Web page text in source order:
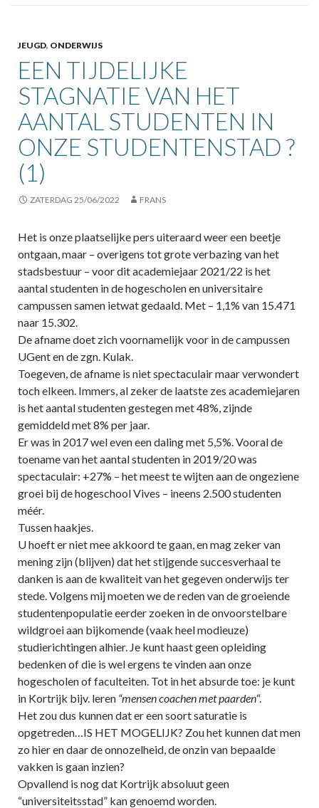
JEUGD, ONDERWIJS
EEN TIJDELIJKE
STAGNATIE VAN HET
AANTAL STUDENTEN IN
ONZE STUDENTENSTAD ?
(1)
ZATERDAG 25/06/2022 FRANS
Het is onze plaatselijke pers uiteraard weer een beetje
ontgaan, maar – overigens tot grote verbazing van het
stadsbestuur – voor dit academiejaar 2021/22 is het
aantal studenten in de hogescholen en universitaire
campussen samen ietwat gedaald. Met – 1,1% van 15.471
naar 15.302.
De afname doet zich voornamelijk voor in de campussen
UGent en de zgn. Kulak.
Toegeven, de afname is niet spectaculair maar verwondert
toch elkeen. Immers, al zeker de laatste zes academiejaren
is het aantal studenten gestegen met 48%, zijnde
gemiddeld met 8% per jaar.
Er was in 2017 wel even een daling met 5,5%. Vooral de
toename van het aantal studenten in 2019/20 was
spectaculair: +27% – het meest te wijten aan de ongeziene
groei bij de hogeschool Vives – ineens 2.500 studenten
méér.
Tussen haakjes.
U hoeft er niet mee akkoord te gaan, en mag zeker van
mening zijn (blijven) dat het stijgende succesverhaal te
danken is aan de kwaliteit van het gegeven onderwijs ter
stede. Volgens mij moeten we de reden van de groeiende
studentenpopulatie eerder zoeken in de onvoorstelbare
wildgroei aan bijkomende (vaak heel modieuze)
studierichtingen alhier. Je kunt haast geen opleiding
bedenken of die is wel ergens te vinden aan onze
hogescholen of faculteiten. Tot in het absurde toe: je kunt
in Kortrijk bijv. leren “mensen coachen met paarden“.
Het zou dus kunnen dat er een soort saturatie is
opgetreden…IS HET MOGELIJK? Zou het kunnen dat men
zo hier en daar de onnozelheid, de onzin van bepaalde
vakken is gaan inzien?
Opvallend is nog dat Kortrijk absoluut geen
“universiteitsstad” kan genoemd worden.